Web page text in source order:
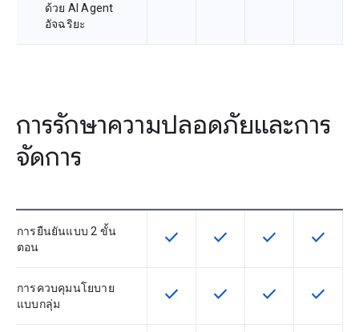
ด้วย AI Agent
อัจฉริยะ
การรักษาความปลอดภัยและการ
จัดการ
การยืนยันแบบ 2 ขั้น
ตอน
ฟีเจอร์นี้ใช้ได้กับ SKU
check ฟีเจอร์นี้ใช้ได้กับ SKU
check ฟีเจอร์นี้ใช้ได้กับ
check ฟีเจอร์นี้
check
การควบคุมนโยบาย
แบบกลุ่ม
ฟีเจอร์นี้ใช้ได้กับ SKU
check ฟีเจอร์นี้ใช้ได้กับ SKU
check ฟีเจอร์นี้ใช้ได้กับ
check ฟีเจอร์นี้
check